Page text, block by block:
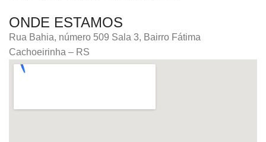
ONDE ESTAMOS
Rua Bahia, número 509 Sala 3, Bairro Fátima
Cachoeirinha – RS